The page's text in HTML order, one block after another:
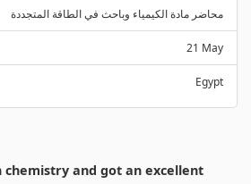
محاضر مادة الكيمياء وباحث في الطاقة المتجددة
21 May
Egypt
chemistry and got an excellent